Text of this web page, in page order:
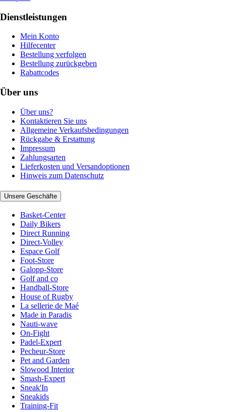
Dienstleistungen
Mein Konto
Hilfecenter
Bestellung verfolgen
Bestellung zurückgeben
Rabattcodes
Über uns
Über uns?
Kontaktieren Sie uns
Allgemeine Verkaufsbedingungen
Rückgabe & Erstattung
Impressum
Zahlungsarten
Lieferkosten und Versandoptionen
Hinweis zum Datenschutz
Unsere Geschäfte
Basket-Center
Daily Bikers
Direct Running
Direct-Volley
Espace Golf
Foot-Store
Galopp-Store
Golf and co
Handball-Store
House of Rugby
La sellerie de Maé
Made in Paradis
Nauti-wave
On-Fight
Padel-Expert
Pecheur-Store
Pet and Garden
Slowood Interior
Smash-Expert
Sneak'In
Sneakids
Training-Fit